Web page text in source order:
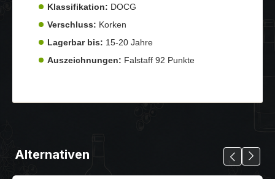
Klassifikation: DOCG
Verschluss: Korken
Lagerbar bis: 15-20 Jahre
Auszeichnungen: Falstaff 92 Punkte
Alternativen